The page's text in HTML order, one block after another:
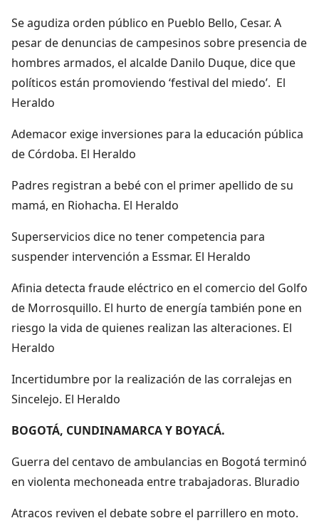
Se agudiza orden público en Pueblo Bello, Cesar. A
pesar de denuncias de campesinos sobre presencia de
hombres armados, el alcalde Danilo Duque, dice que
políticos están promoviendo ‘festival del miedo’. El
Heraldo
Ademacor exige inversiones para la educación pública
de Córdoba. El Heraldo
Padres registran a bebé con el primer apellido de su
mamá, en Riohacha. El Heraldo
Superservicios dice no tener competencia para
suspender intervención a Essmar. El Heraldo
Afinia detecta fraude eléctrico en el comercio del Golfo
de Morrosquillo. El hurto de energía también pone en
riesgo la vida de quienes realizan las alteraciones. El
Heraldo
Incertidumbre por la realización de las corralejas en
Sincelejo. El Heraldo
BOGOTÁ, CUNDINAMARCA Y BOYACÁ.
Guerra del centavo de ambulancias en Bogotá terminó
en violenta mechoneada entre trabajadoras. Bluradio
Atracos reviven el debate sobre el parrillero en moto.